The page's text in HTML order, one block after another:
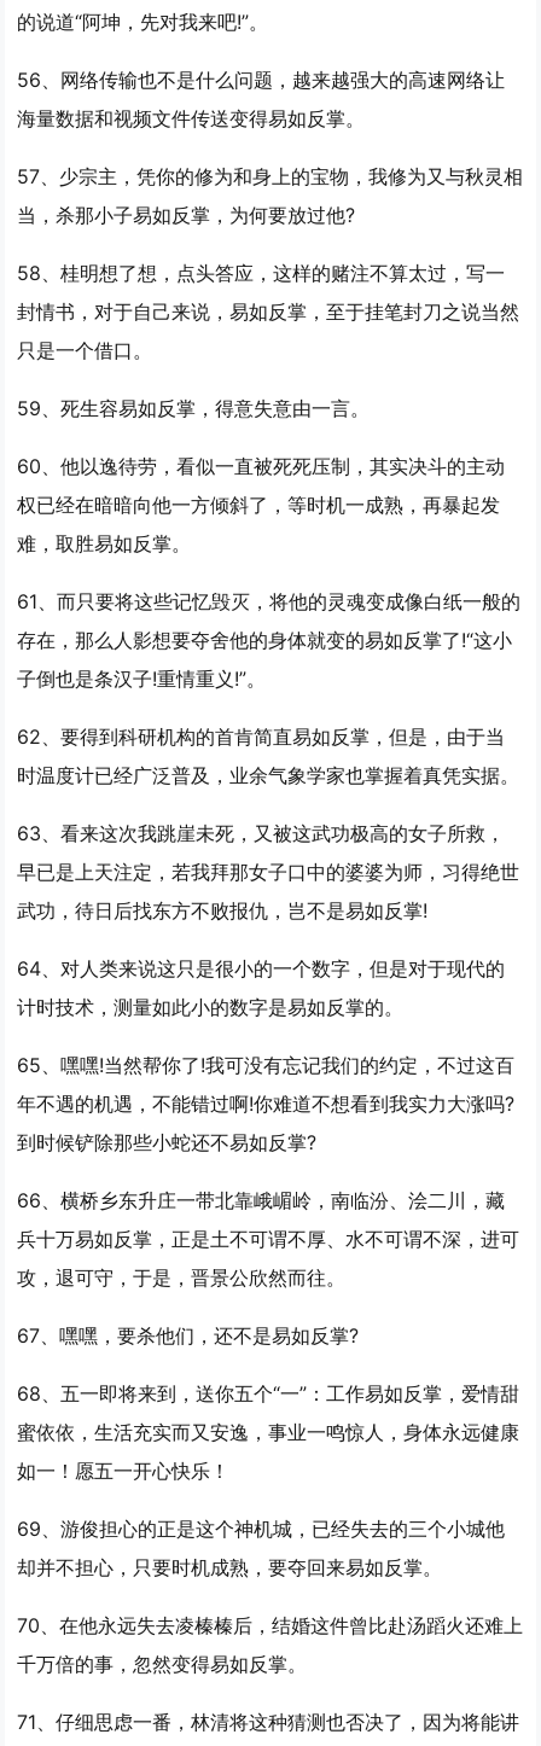
的说道“阿坤，先对我来吧!”。
56、网络传输也不是什么问题，越来越强大的高速网络让
海量数据和视频文件传送变得易如反掌。
57、少宗主，凭你的修为和身上的宝物，我修为又与秋灵相
当，杀那小子易如反掌 ，为何要放过他?
58、桂明想了想，点头答应，这样的赌注不算太过，写一
封情书，对于自己来说，易如反掌 ，至于挂笔封刀之说当然
只是一个借口。
59、死生容易如反掌 ，得意失意由一言。
60、他以逸待劳，看似一直被死死压制，其实决斗的主动
权已经在暗暗向他一方倾斜了，等时机一成熟，再暴起发
难，取胜易如反掌。
61、而只要将这些记忆毁灭，将他的灵魂变成像白纸一般的
存在，那么人影想要夺舍他的身体就变的易如反掌了!“这小
子倒也是条汉子!重情重义!”。
62、要得到科研机构的首肯简直易如反掌 ，但是，由于当
时温度计已经广泛普及，业余气象学家也掌握着真凭实据。
63、看来这次我跳崖未死，又被这武功极高的女子所救，
早已是上天注定，若我拜那女子口中的婆婆为师，习得绝世
武功，待日后找东方不败报仇，岂不是易如反掌!
64、对人类来说这只是很小的一个数字，但是对于现代的
计时技术，测量如此小的数字是易如反掌的。
65、嘿嘿!当然帮你了!我可没有忘记我们的约定，不过这百
年不遇的机遇，不能错过啊!你难道不想看到我实力大涨吗?
到时候铲除那些小蛇还不易如反掌?
66、横桥乡东升庄一带北靠峨嵋岭，南临汾、浍二川，藏
兵十万易如反掌 ，正是土不可谓不厚、水不可谓不深，进可
攻，退可守，于是，晋景公欣然而往。
67、嘿嘿，要杀他们，还不是易如反掌?
68、五一即将来到，送你五个“一”：工作易如反掌 ，爱情甜
蜜依依，生活充实而又安逸，事业一鸣惊人，身体永远健康
如一！愿五一开心快乐！
69、游俊担心的正是这个神机城，已经失去的三个小城他
却并不担心，只要时机成熟，要夺回来易如反掌。
70、在他永远失去凌榛榛后，结婚这件曾比赴汤蹈火还难上
千万倍的事，忽然变得易如反掌。
71、仔细思虑一番，林清将这种猜测也否决了，因为将能讲